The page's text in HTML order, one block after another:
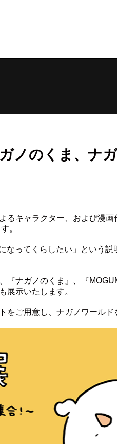
ノのくま、ナ
るキャラクター、および漫
。
ってくらしたい」という
『ナガノのくま』、『
展示いたします。
をご用意し、ナガノワールド